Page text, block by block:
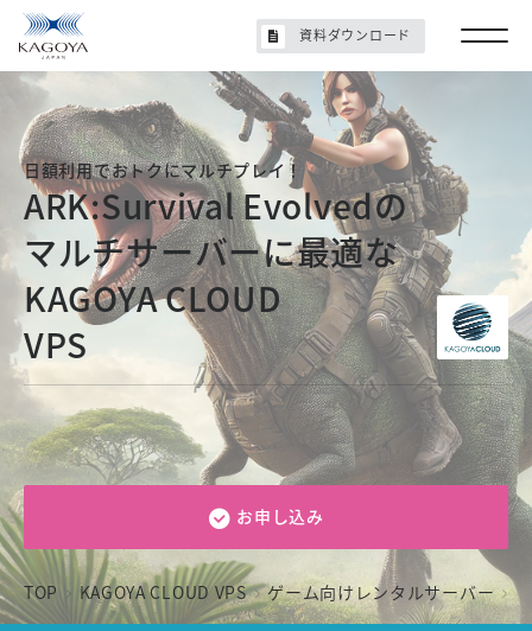
ARK:Survival Evolvedの
マルチサーバーに最適な
KAGOYA CLOUD
VPS
日額利用でおトクにマルチプレイ！
お申し込み
TOP KAGOYA CLOUD VPS ゲーム向けレンタルサーバー
資料ダウンロード